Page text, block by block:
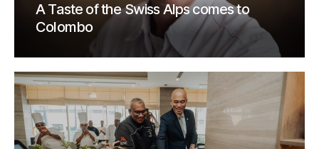
A Taste of the Swiss Alps comes to
Colombo